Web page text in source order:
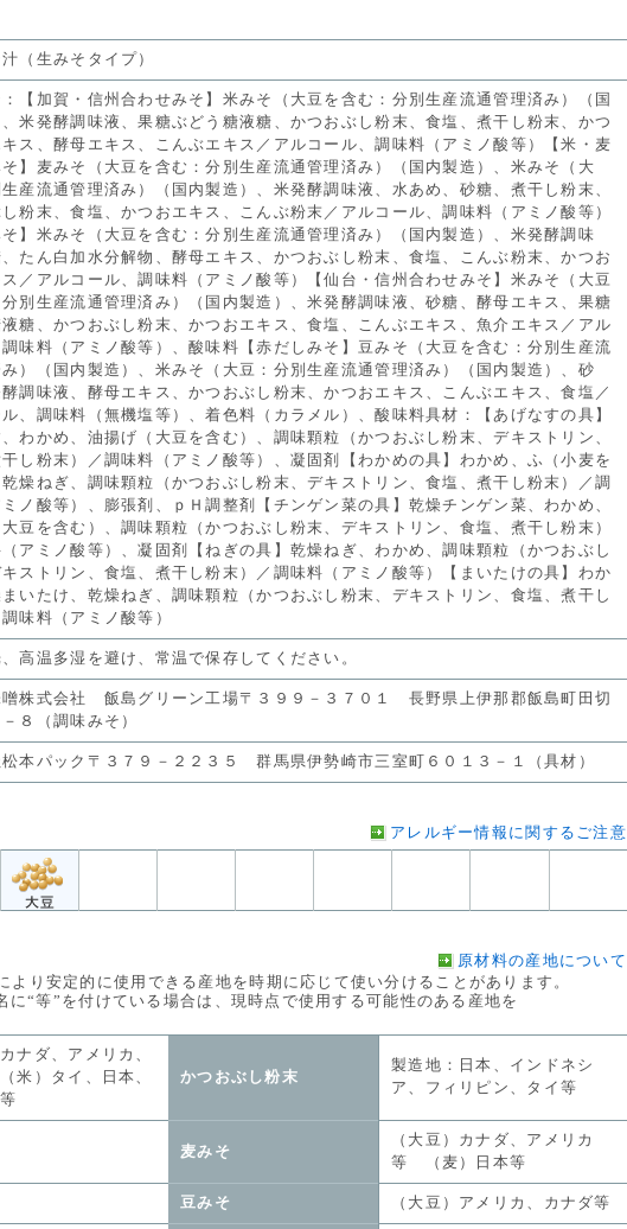
（生みそタイプ）
【加賀・信州合わせみそ】米みそ（大豆を含む：分別生産流通管理済み）（国
米発酵調味液、果糖ぶどう糖液糖、かつおぶし粉末、食塩、煮干し粉末、かつ
ス、酵母エキス、こんぶエキス／アルコール、調味料（アミノ酸等）【米・麦
】麦みそ（大豆を含む：分別生産流通管理済み）（国内製造）、米みそ（大
産流通管理済み）（国内製造）、米発酵調味液、水あめ、砂糖、煮干し粉末、
粉末、食塩、かつおエキス、こんぶ粉末／アルコール、調味料（アミノ酸等）
そ】米みそ（大豆を含む：分別生産流通管理済み）（国内製造）、米発酵調味
たん白加水分解物、酵母エキス、かつおぶし粉末、食塩、こんぶ粉末、かつお
／アルコール、調味料（アミノ酸等）【仙台・信州合わせみそ】米みそ（大豆
別生産流通管理済み）（国内製造）、米発酵調味液、砂糖、酵母エキス、果糖
糖、かつおぶし粉末、かつおエキス、食塩、こんぶエキス、魚介エキス／アル
調味料（アミノ酸等）、酸味料【赤だしみそ】豆みそ（大豆を含む：分別生産流
）（国内製造）、米みそ（大豆：分別生産流通管理済み）（国内製造）、砂
調味液、酵母エキス、かつおぶし粉末、かつおエキス、こんぶエキス、食塩／
、調味料（無機塩等）、着色料（カラメル）、酸味料具材：【あげなすの具】
わかめ、油揚げ（大豆を含む）、調味顆粒（かつおぶし粉末、デキストリン、
し粉末）／調味料（アミノ酸等）、凝固剤【わかめの具】わかめ、ふ（小麦を
燥ねぎ、調味顆粒（かつおぶし粉末、デキストリン、食塩、煮干し粉末）／調
ノ酸等）、膨張剤、ｐＨ調整剤【チンゲン菜の具】乾燥チンゲン菜、わかめ、
豆を含む）、調味顆粒（かつおぶし粉末、デキストリン、食塩、煮干し粉末）
（アミノ酸等）、凝固剤【ねぎの具】乾燥ねぎ、わかめ、調味顆粒（かつおぶし
ストリン、食塩、煮干し粉末）／調味料（アミノ酸等）【まいたけの具】わか
いたけ、乾燥ねぎ、調味顆粒（かつおぶし粉末、デキストリン、食塩、煮干し
味料（アミノ酸等）
高温多湿を避け、常温で保存してください。
噌株式会社 飯島グリーン工場〒３９９－３７０１ 長野県上伊那郡飯島町田切
８（調味みそ）
本パック〒３７９－２２３５ 群馬県伊勢崎市三室町６０１３－１（具材）
アレルギー情報に関するご注意
原材料の産地について
安定的に使用できる産地を時期に応じて使い分けることがあります。
”を付けている場合は、現時点で使用する可能性のある産地を
ナダ、アメリカ、
米）タイ、日本、
かつおぶし粉末
製造地：日本、インドネシ
ア、フィリピン、タイ等
麦みそ
（大豆）カナダ、アメリカ
等 （麦）日本等
豆みそ （大豆）アメリカ、カナダ等